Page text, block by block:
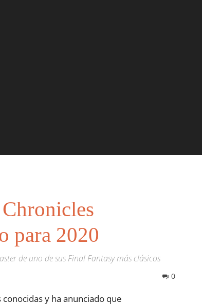
para 2020
de uno de sus Final Fantasy más clásicos
0
y ha anunciado que